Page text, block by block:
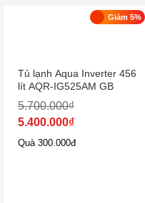
Giảm 5%
Tủ lạnh Aqua Inverter 456
lít AQR-IG525AM GB
5.700.000₫
5.400.000₫
Quà 300.000đ